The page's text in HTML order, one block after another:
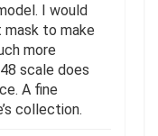
I would
to make
more
scale does
A fine
collection.